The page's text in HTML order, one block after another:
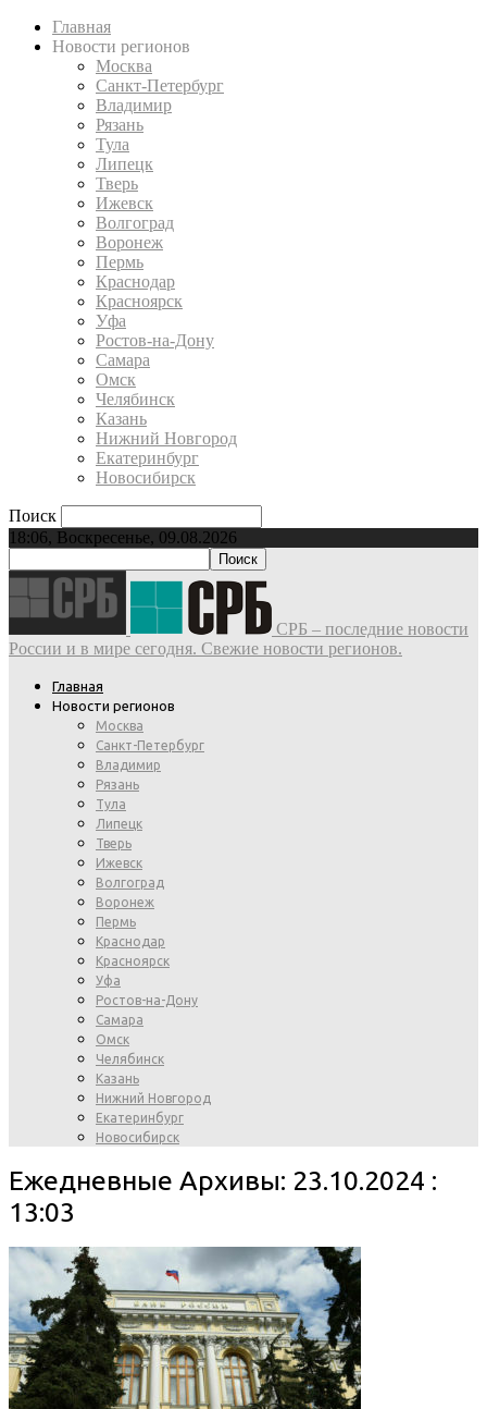
Главная
Новости регионов
Москва
Санкт-Петербург
Владимир
Рязань
Тула
Липецк
Тверь
Ижевск
Волгоград
Воронеж
Пермь
Краснодар
Красноярск
Уфа
Ростов-на-Дону
Самара
Омск
Челябинск
Казань
Нижний Новгород
Екатеринбург
Новосибирск
Поиск
18:06, Воскресенье, 09.08.2026
СРБ – последние новости
России и в мире сегодня. Свежие новости регионов.
Главная
Новости регионов
Москва
Санкт-Петербург
Владимир
Рязань
Тула
Липецк
Тверь
Ижевск
Волгоград
Воронеж
Пермь
Краснодар
Красноярск
Уфа
Ростов-на-Дону
Самара
Омск
Челябинск
Казань
Нижний Новгород
Екатеринбург
Новосибирск
Ежедневные Архивы: 23.10.2024 :
13:03